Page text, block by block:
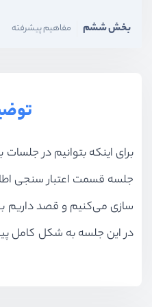
بخش ششم مفاهیم پیشرفته
برای اینکه بتوانیم در
جلسه قسمت اعتبار سنجی
سازی می‌کنیم و قصد داریم
در این جلسه به شکل کامل